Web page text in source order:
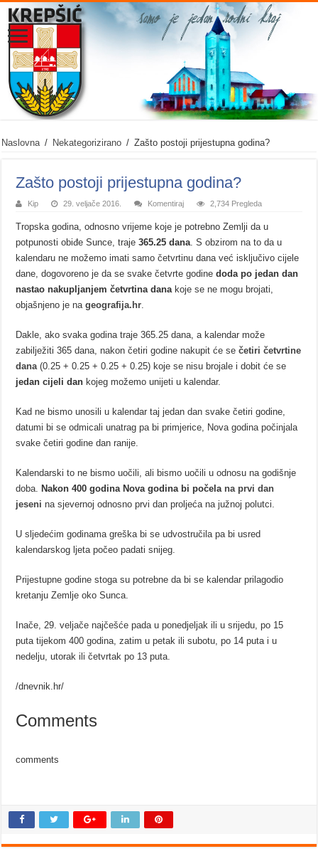
Naslovna / Nekategorizirano / Zašto postoji prijestupna godina?
Zašto postoji prijestupna godina?
Kip 29. veljače 2016. Komentiraj 2,734 Pregleda
Tropska godina, odnosno vrijeme koje je potrebno Zemlji da u
potpunosti obiđe Sunce, traje365.25 dana. S obzirom na to da u
kalendaru ne možemo imati samo četvrtinu dana već isključivo cijele
dane, dogovoreno je da se svake četvrte godinedoda po jedan dan
nastao nakupljanjem četvrtina danakoje se ne mogu brojati,
objašnjeno je nageografija.hr.
Dakle, ako svaka godina traje 365.25 dana, a kalendar može
zabilježiti 365 dana, nakon četiri godine nakupit će sečetiri četvrtine
dana(0.25 + 0.25 + 0.25 + 0.25) koje se nisu brojale i dobit će se
jedan cijeli dan kojeg možemo unijeti u kalendar.
Kad ne bismo unosili u kalendar taj jedan dan svake četiri godine,
datumi bi se odmicali unatrag pa bi primjerice, Nova godina počinjala
svake četiri godine dan ranije.
Kalendarski to ne bismo uočili, ali bismo uočili u odnosu na godišnje
doba. Nakon 400 godina Nova godina bi počela na prvi dan
jeseni na sjevernoj odnosno prvi dan proljeća na južnoj polutci.
U sljedećim godinama greška bi se udvostručila pa bi usred
kalendarskog ljeta počeo padati snijeg.
Prijestupne godine stoga su potrebne da bi se kalendar prilagodio
kretanju Zemlje oko Sunca.
Inače, 29. veljače najčešće pada u ponedjeljak ili u srijedu, po 15
puta tijekom 400 godina, zatim u petak ili subotu, po 14 puta i u
nedelju, utorak ili četvrtak po 13 puta.
/dnevnik.hr/
Comments
comments